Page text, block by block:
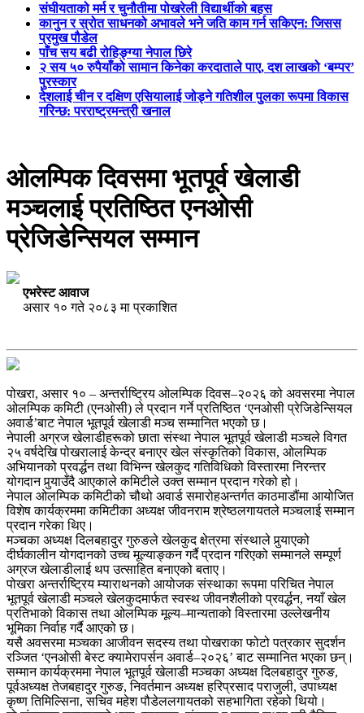
संघीयताको मर्म र चुनौतीमा पोखरेली विद्यार्थीको बहस
कानुन र स्रोत साधनको अभावले भने जति काम गर्न सकिएन: जिसस
प्रमुख पौडेल
पाँच सय बढी रोहिङ्ग्या नेपाल छिरे
२ सय ५० रुपैयाँको सामान किनेका करदाताले पाए, दश लाखको ‘बम्पर’
पुरस्कार
देशलाई चीन र दक्षिण एसियालाई जोड्ने गतिशील पुलका रूपमा विकास
गरिन्छ: परराष्ट्रमन्त्री खनाल
ओलम्पिक दिवसमा भूतपूर्व खेलाडी
मञ्चलाई प्रतिष्ठित एनओसी
प्रेजिडेन्सियल सम्मान
एभरेस्ट आवाज
असार १० गते २०८३ मा प्रकाशित
पोखरा, असार १० – अन्तर्राष्ट्रिय ओलम्पिक दिवस–२०२६ को अवसरमा नेपाल
ओलम्पिक कमिटी (एनओसी) ले प्रदान गर्ने प्रतिष्ठित ‘एनओसी प्रेजिडेन्सियल
अवार्ड’बाट नेपाल भूतपूर्व खेलाडी मञ्च सम्मानित भएको छ।
नेपाली अग्रज खेलाडीहरूको छाता संस्था नेपाल भूतपूर्व खेलाडी मञ्चले विगत
२५ वर्षदेखि पोखरालाई केन्द्र बनाएर खेल संस्कृतिको विकास, ओलम्पिक
अभियानको प्रवर्द्धन तथा विभिन्न खेलकुद गतिविधिको विस्तारमा निरन्तर
योगदान पुर्‍याउँदै आएकाले कमिटीले उक्त सम्मान प्रदान गरेको हो।
नेपाल ओलम्पिक कमिटीको चौथो अवार्ड समारोहअन्तर्गत काठमाडौंमा आयोजित
विशेष कार्यक्रममा कमिटीका अध्यक्ष जीवनराम श्रेष्ठलगायतले मञ्चलाई सम्मान
प्रदान गरेका थिए।
मञ्चका अध्यक्ष दिलबहादुर गुरुङले खेलकुद क्षेत्रमा संस्थाले पुर्‍याएको
दीर्घकालीन योगदानको उच्च मूल्याङ्कन गर्दै प्रदान गरिएको सम्मानले सम्पूर्ण
अग्रज खेलाडीलाई थप उत्साहित बनाएको बताए।
पोखरा अन्तर्राष्ट्रिय म्याराथनको आयोजक संस्थाका रूपमा परिचित नेपाल
भूतपूर्व खेलाडी मञ्चले खेलकुदमार्फत स्वस्थ जीवनशैलीको प्रवर्द्धन, नयाँ खेल
प्रतिभाको विकास तथा ओलम्पिक मूल्य–मान्यताको विस्तारमा उल्लेखनीय
भूमिका निर्वाह गर्दै आएको छ।
यसै अवसरमा मञ्चका आजीवन सदस्य तथा पोखराका फोटो पत्रकार सुदर्शन
रञ्जित ‘एनओसी बेस्ट क्यामेरापर्सन अवार्ड–२०२६’ बाट सम्मानित भएका छन्।
सम्मान कार्यक्रममा नेपाल भूतपूर्व खेलाडी मञ्चका अध्यक्ष दिलबहादुर गुरुङ,
पूर्वअध्यक्ष तेजबहादुर गुरुङ, निवर्तमान अध्यक्ष हरिप्रसाद पराजुली, उपाध्यक्ष
कृष्ण तिमिल्सिना, सचिव महेश पौडेललगायतको सहभागिता रहेको थियो।